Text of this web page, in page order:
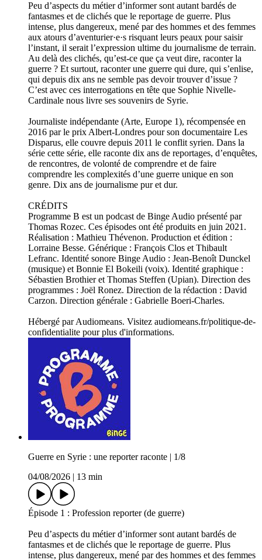
Peu d’aspects du métier d’informer sont autant bardés de
fantasmes et de clichés que le reportage de guerre. Plus
intense, plus dangereux, mené par des hommes et des femmes
aux atours d’aventurier·e·s risquant leurs peaux pour saisir
l’instant, il serait l’expression ultime du journalisme de terrain.
Au delà des clichés, qu’est-ce que ça veut dire, raconter la
guerre ? Et surtout, raconter une guerre qui dure, qui s’enlise,
qui depuis dix ans ne semble pas devoir trouver d’issue ?
C’est avec ces interrogations en tête que Sophie Nivelle-
Cardinale nous livre ses souvenirs de Syrie.
Journaliste indépendante (Arte, Europe 1), récompensée en
2016 par le prix Albert-Londres pour son documentaire Les
Disparus, elle couvre depuis 2011 le conflit syrien. Dans la
série cette série, elle raconte dix ans de reportages, d’enquêtes,
de rencontres, de volonté de comprendre et de faire
comprendre les complexités d’une guerre unique en son
genre. Dix ans de journalisme pur et dur.
CRÉDITS
Programme B est un podcast de Binge Audio présenté par
Thomas Rozec. Ces épisodes ont été produits en juin 2021.
Réalisation : Mathieu Thévenon. Production et édition :
Lorraine Besse. Générique : François Clos et Thibault
Lefranc. Identité sonore Binge Audio : Jean-Benoît Dunckel
(musique) et Bonnie El Bokeili (voix). Identité graphique :
Sébastien Brothier et Thomas Steffen (Upian). Direction des
programmes : Joël Ronez. Direction de la rédaction : David
Carzon. Direction générale : Gabrielle Boeri-Charles.
Hébergé par Audiomeans. Visitez audiomeans.fr/politique-de-
confidentialite pour plus d'informations.
Guerre en Syrie : une reporter raconte | 1/8
04/08/2026
13 min
Épisode 1 : Profession reporter (de guerre)
Peu d’aspects du métier d’informer sont autant bardés de
fantasmes et de clichés que le reportage de guerre. Plus
intense, plus dangereux, mené par des hommes et des femmes